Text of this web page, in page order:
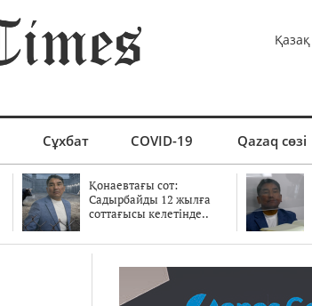
Қазақ
Сұхбат COVID-19 Qazaq сөзі
Қонаевтағы сот:
Садырбайды 12 жылға
соттағысы келетінде..